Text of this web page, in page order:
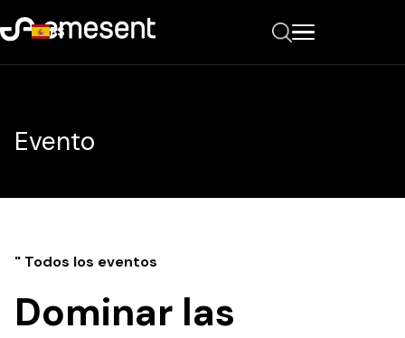
Evento
" Todos los eventos
Dominar las
ES